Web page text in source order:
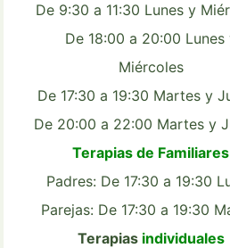
De 9:30 a 11:30 Lunes y
De 18:00 a 20:00 Lunes
Miércoles
De 17:30 a 19:30 Martes y
De 20:00 a 22:00 Martes y
Terapias de Familiares
Padres: De 17:30 a 19:30
Parejas: De 17:30 a 19:30
Terapias individuales